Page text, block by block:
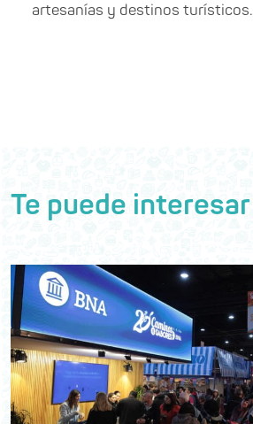
artesanías y destinos turísticos.
Te puede interesar